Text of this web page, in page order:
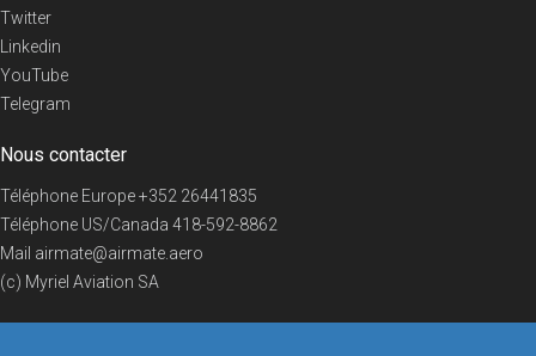
Twitter
Linkedin
YouTube
Telegram
Nous contacter
Téléphone Europe+352 26441835
Téléphone US/Canada 418-592-8862
Mail airmate@airmate.aero
(c) Myriel Aviation SA